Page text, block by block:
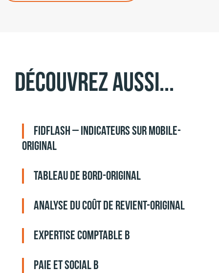
Découvrez aussi...
FidFlash – indicateurs sur mobile-
original
Tableau de bord-original
Analyse du coût de revient-original
Expertise comptable B
Paie et social B